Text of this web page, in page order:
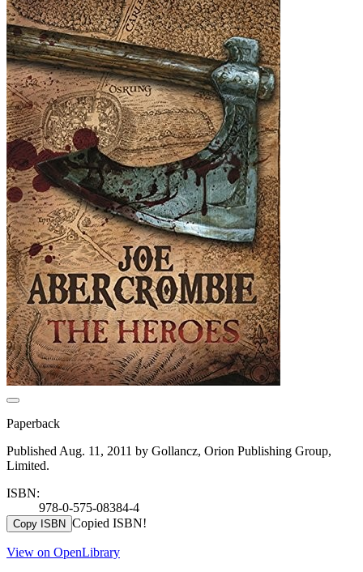
Paperback
Published Aug. 11, 2011 by Gollancz, Orion Publishing Group,
Limited.
ISBN:
978-0-575-08384-4
Copy ISBN Copied ISBN!
View on OpenLibrary